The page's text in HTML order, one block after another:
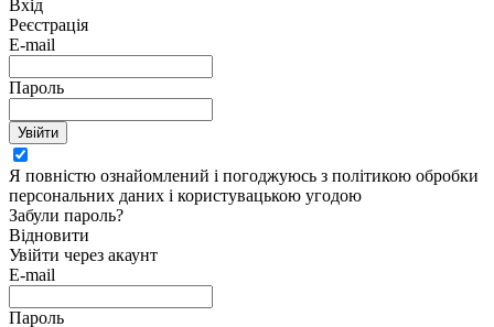
Вхід
Реєстрація
E-mail
Пароль
Увійти
Я повністю ознайомлений і погоджуюсь з політикою обробки
персональних даних і користувацькою угодою
Забули пароль?
Відновити
Увійти через акаунт
E-mail
Пароль